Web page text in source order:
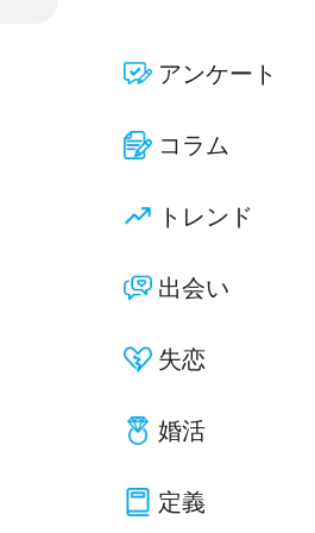
アンケート
コラム
トレンド
出会い
失恋
婚活
定義